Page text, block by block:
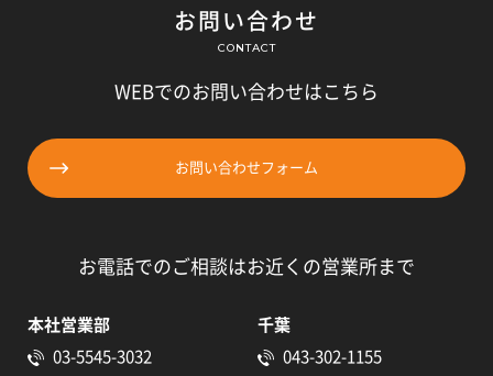
お問い合わせ
CONTACT
お電話でのご相談はお近くの営業所まで
本社営業部
03-5545-3032
千葉
043-302-1155
WEBでのお問い合わせはこちら
お問い合わせフォーム